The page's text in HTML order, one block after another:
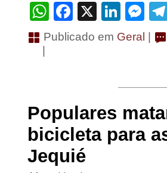
WhatsApp
Facebook
X
Publicado em Geral
Populares
bicicleta para
Jequié